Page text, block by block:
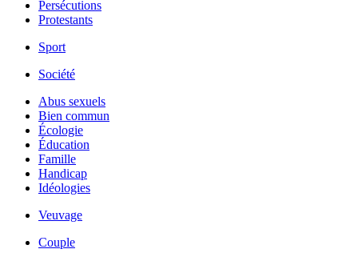
Persécutions
Protestants
Sport
Société
Abus sexuels
Bien commun
Écologie
Éducation
Famille
Handicap
Idéologies
Veuvage
Couple